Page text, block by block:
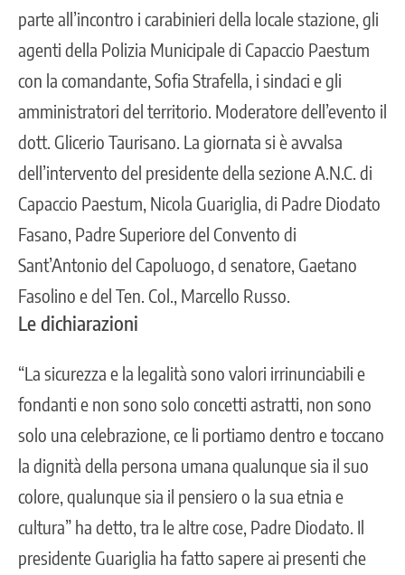
parte all’incontro i carabinieri della locale stazione, gli
agenti della Polizia Municipale di Capaccio Paestum
con la comandante, Sofia Strafella, i sindaci e gli
amministratori del territorio. Moderatore dell’evento il
dott. Glicerio Taurisano. La giornata si è avvalsa
dell’intervento del presidente della sezione A.N.C. di
Capaccio Paestum, Nicola Guariglia, di Padre Diodato
Fasano, Padre Superiore del Convento di
Sant’Antonio del Capoluogo, d senatore, Gaetano
Fasolino e del Ten. Col., Marcello Russo.
Le dichiarazioni
“La sicurezza e la legalità sono valori irrinunciabili e
fondanti e non sono solo concetti astratti, non sono
solo una celebrazione, ce li portiamo dentro e toccano
la dignità della persona umana qualunque sia il suo
colore, qualunque sia il pensiero o la sua etnia e
cultura” ha detto, tra le altre cose, Padre Diodato. Il
presidente Guariglia ha fatto sapere ai presenti che